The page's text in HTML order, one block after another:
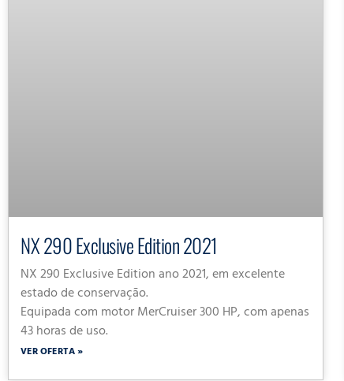
NX 290 Exclusive Edition 2021
NX 290 Exclusive Edition ano 2021, em excelente
estado de conservação.
Equipada com motor MerCruiser 300 HP, com apenas
43 horas de uso.
VER OFERTA »